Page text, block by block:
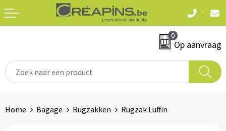
0
Op aanvraag
T-shirts
Sweaters en hoodies
Automerken
Home Bagage Rugzakken Rugzak Luffin